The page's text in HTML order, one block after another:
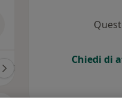
Recensioni
Chiedi di